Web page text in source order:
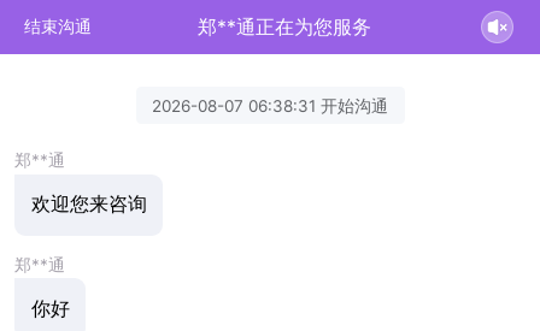
结束沟通 郑**通正在为您服务
2026-08-07 06:38:31 开始沟通
郑**通
欢迎您来咨询
郑**通
你好